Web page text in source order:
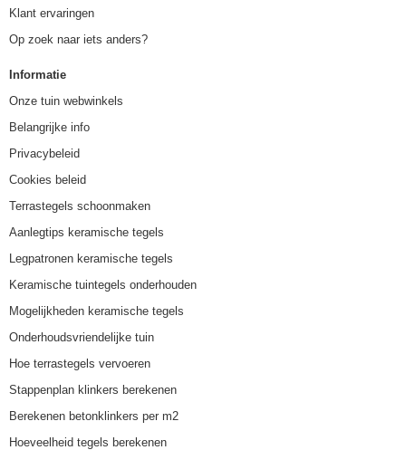
Klant ervaringen
Op zoek naar iets anders?
Informatie
Onze tuin webwinkels
Belangrijke info
Privacybeleid
Cookies beleid
Terrastegels schoonmaken
Aanlegtips keramische tegels
Legpatronen keramische tegels
Keramische tuintegels onderhouden
Mogelijkheden keramische tegels
Onderhoudsvriendelijke tuin
Hoe terrastegels vervoeren
Stappenplan klinkers berekenen
Berekenen betonklinkers per m2
Hoeveelheid tegels berekenen